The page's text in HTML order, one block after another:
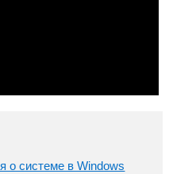
о системе в Windows